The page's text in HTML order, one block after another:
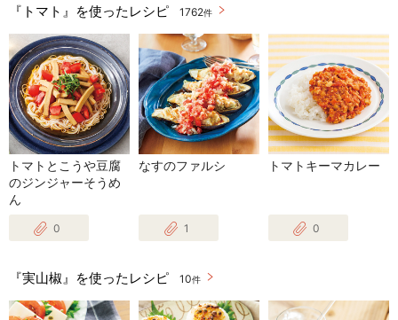
『トマト』を使ったレシピ 1762件
トマトとこうや豆腐
のジンジャーそうめ
ん
0
なすのファルシ
1
トマトキーマカレー
0
『実山椒』を使ったレシピ 10件